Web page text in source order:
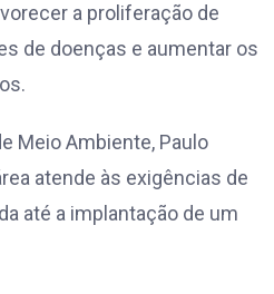
a proliferação de
de doenças e aumentar os
Meio Ambiente, Paulo
atende às exigências de
até a implantação de um